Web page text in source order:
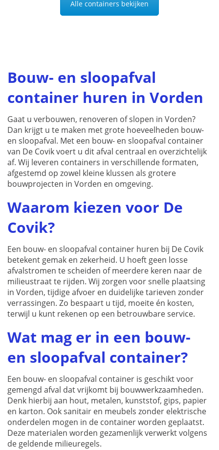
Alle containers bekijken
Bouw- en sloopafval
container huren in Vorden
Gaat u verbouwen, renoveren of slopen in Vorden?
Dan krijgt u te maken met grote hoeveelheden bouw-
en sloopafval. Met een bouw- en sloopafval container
van De Covik voert u dit afval centraal en overzichtelijk
af. Wij leveren containers in verschillende formaten,
afgestemd op zowel kleine klussen als grotere
bouwprojecten in Vorden en omgeving.
Waarom kiezen voor De
Covik?
Een bouw- en sloopafval container huren bij De Covik
betekent gemak en zekerheid. U hoeft geen losse
afvalstromen te scheiden of meerdere keren naar de
milieustraat te rijden. Wij zorgen voor snelle plaatsing
in Vorden, tijdige afvoer en duidelijke tarieven zonder
verrassingen. Zo bespaart u tijd, moeite én kosten,
terwijl u kunt rekenen op een betrouwbare service.
Wat mag er in een bouw-
en sloopafval container?
Een bouw- en sloopafval container is geschikt voor
gemengd afval dat vrijkomt bij bouwwerkzaamheden.
Denk hierbij aan hout, metalen, kunststof, gips, papier
en karton. Ook sanitair en meubels zonder elektrische
onderdelen mogen in de container worden geplaatst.
Deze materialen worden gezamenlijk verwerkt volgens
de geldende milieuregels.